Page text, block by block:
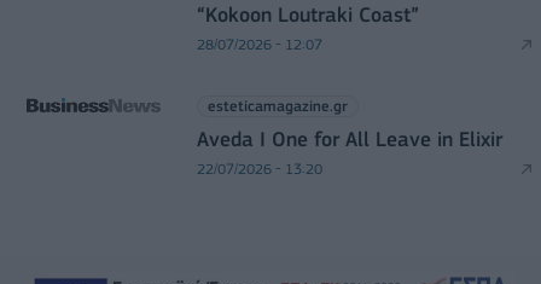
“Kokoon Loutraki Coast”
28/07/2026 - 12:07
esteticamagazine.gr
Aveda I One for All Leave in Elixir
22/07/2026 - 13:20